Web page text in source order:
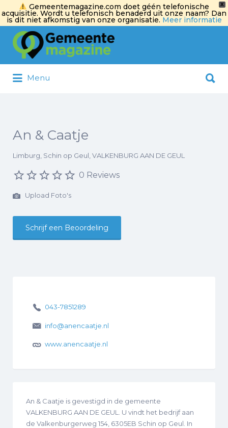
X
Gemeentemagazine.com doet géén telefonische
acquisitie. Wordt u telefonisch benaderd uit onze naam? Dan
is dit niet afkomstig van onze organisatie. Meer informatie
Zoek
naar:
Menu
naar:
An & Caatje
Limburg, Schin op Geul, VALKENBURG AAN DE GEUL
0 Reviews
Upload Foto's
Schrijf een Beoordeling
043-7851289
info@anencaatje.nl
www.anencaatje.nl
An & Caatje is gevestigd in de gemeente
VALKENBURG AAN DE GEUL. U vindt het bedrijf aan
de Valkenburgerweg 154, 6305EB Schin op Geul. In